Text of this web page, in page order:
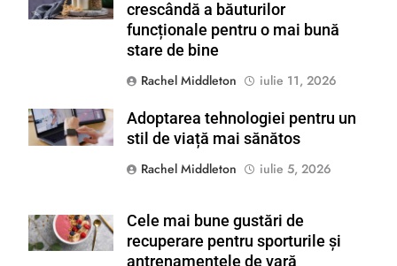
crescândă a băuturilor
funcționale pentru o mai bună
stare de bine
Rachel Middleton
iulie 11, 2026
Shutterstock
Adoptarea tehnologiei pentru un
stil de viață mai sănătos
Rachel Middleton
iulie 5, 2026
Shutterstock
Cele mai bune gustări de
recuperare pentru sporturile și
antrenamentele de vară